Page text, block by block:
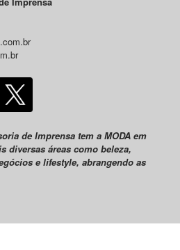
de Imprensa tem a MODA em
diversas áreas como beleza,
e lifestyle, abrangendo as